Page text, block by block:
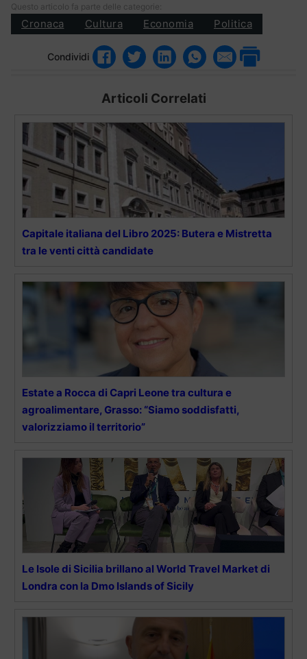
Questo articolo fa parte delle categorie:
Cronaca Cultura Economia Politica
Condividi
Articoli Correlati
Capitale italiana del Libro 2025: Butera e Mistretta
tra le venti città candidate
Estate a Rocca di Capri Leone tra cultura e
agroalimentare, Grasso: “Siamo soddisfatti,
valorizziamo il territorio”
Le Isole di Sicilia brillano al World Travel Market di
Londra con la Dmo Islands of Sicily